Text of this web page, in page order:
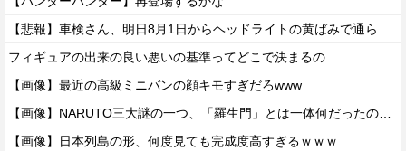
フィギュアの出来の良い悪いの基準ってどこで決まるの
【画像】最近の高級ミニバンの顔キモすぎだろwww
【画像】日本列島の形、何度見ても完成度高すぎるｗｗｗ